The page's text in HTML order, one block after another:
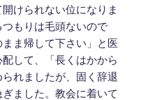
けられない位になりま
もりは毛頭ないので
まま帰して下さい」と医
して、「長くはかから
れましたが、固く辞退
ました。教会に着いて